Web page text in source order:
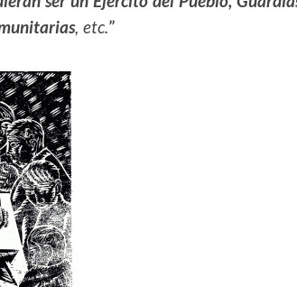
, etc.”